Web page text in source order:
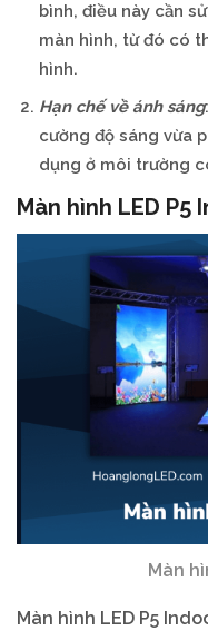
bình, điều này cần
màn hình, từ đó có
hình.
Hạn chế về ánh sáng
cường độ sáng vừa
dụng ở môi trường
Màn hình LED P5
Màn
Màn hình LED P5